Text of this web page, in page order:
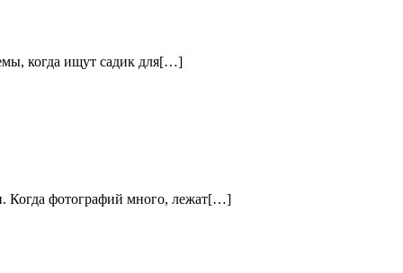
когда ищут садик для[…]
Когда фотографий много, лежат[…]